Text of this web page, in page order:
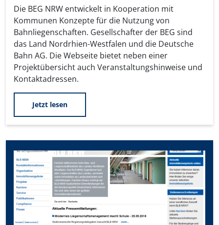
Die BEG NRW entwickelt in Kooperation mit
Kommunen Konzepte für die Nutzung von
Bahnliegenschaften. Gesellschafter der BEG sind
das Land Nordrhien-Westfalen und die Deutsche
Bahn AG. Die Webseite bietet neben einer
Projektübersicht auch Veranstaltungshinweise und
Kontaktadressen.
Jetzt lesen